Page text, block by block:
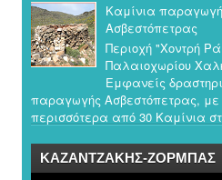
Καμίνια
Ασβεστόπετρας
Περιοχή "Χοντρή
Παλαιοχωρίου
Εμφανείς
παραγωγής Ασβεστόπετρας, με
περισσότερα από 30 Καμίνια
ΚΑΖΑΝΤΖΑΚΗΣ-ΖΟΡΜΠΑΣ